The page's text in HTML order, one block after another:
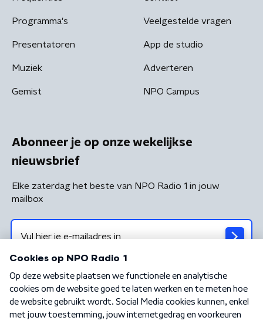
Programma's
Presentatoren
Muziek
Gemist
Veelgestelde vragen
App de studio
Adverteren
NPO Campus
Abonneer je op onze wekelijkse
nieuwsbrief
Elke zaterdag het beste van NPO Radio 1 in jouw
mailbox
Algemene voorwaarden